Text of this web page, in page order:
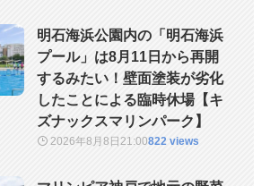
明石海浜公園内の「明石海浜
プール」は8月11日から再開
するみたい！壁面塗装が劣化
したことによる臨時休場【キ
ズナックスマリンパーク】
2026年8月8日21:00822 views